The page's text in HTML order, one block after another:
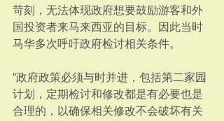
苛刻，无法体现政府想要鼓励游客和外
国投资者来马来西亚的目标。因此当时
马华多次呼吁政府检讨相关条件。
“政府政策必须与时并进，包括第二家园
计划，定期检讨和修改都是有必要也是
合理的，以确保相关修改不会破坏有关